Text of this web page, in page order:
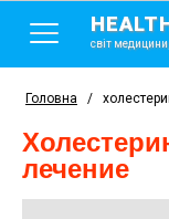
світ
Головна /
холестерин повышенный
лечение